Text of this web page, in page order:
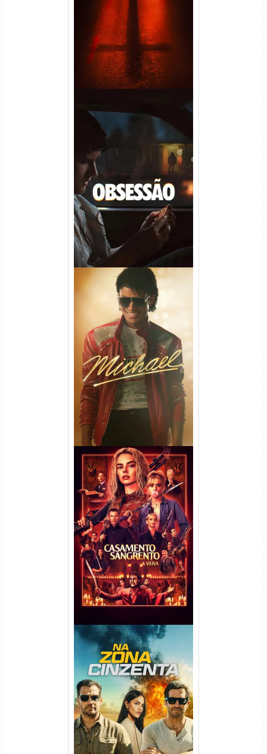
Áudio
Obsessão Torrent (2026)
WEB-DL 1080p/4K Dual
Áudio
Michael Torrent (2026) WEB-
DL 1080p/4K Dual Áudio
Casamento Sangrento: A
Viúva Torrent (2026) WEB-DL
720p/1080p/4K Dual Áudio
Na Zona Cinzenta Torrent
(2026) WEB-DL 1080p/4K
Dual Áudio